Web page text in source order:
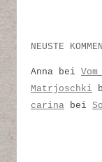
NEUSTE
Anna bei
Matrjoschki
carina bei